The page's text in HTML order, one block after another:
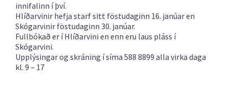
innifalinn í því.
Hlíðarvinir hefja starf sitt föstudaginn 16. janúar en
Skógarvinir föstudaginn 30. janúar.
Fullbókað er í Hlíðarvini en enn eru laus pláss í
Skógarvini.
Upplýsingar og skráning í síma 588 8899 alla virka daga
kl. 9 – 17